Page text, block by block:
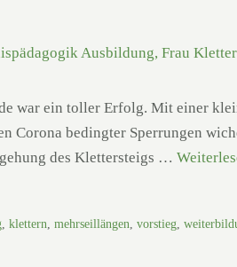
war ein toller Erfolg. Mit einer
Corona bedingter Sperrungen
des Klettersteigs …
,klettern ,mehrseillängen ,vorstieg ,